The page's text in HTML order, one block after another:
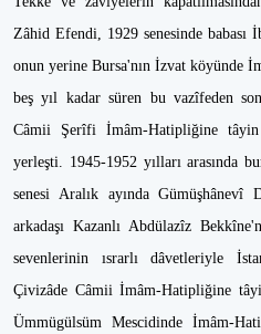
Zâhid Efendi, 1929 senesinde babası
onun yerine Bursa'nın İzvat köyünde
beş yıl kadar süren bu vazîfeden
Câmii Şerîfi İmâm-Hatipliğine
yerleşti. 1945-1952 yılları arasında
senesi Aralık ayında Gümüşhânevî
arkadaşı Kazanlı Abdülazîz
sevenlerinin ısrarlı dâvetleriyle
Çivizâde Câmii İmâm-Hatipliğine
Ümmügülsüm Mescidinde İmâm-